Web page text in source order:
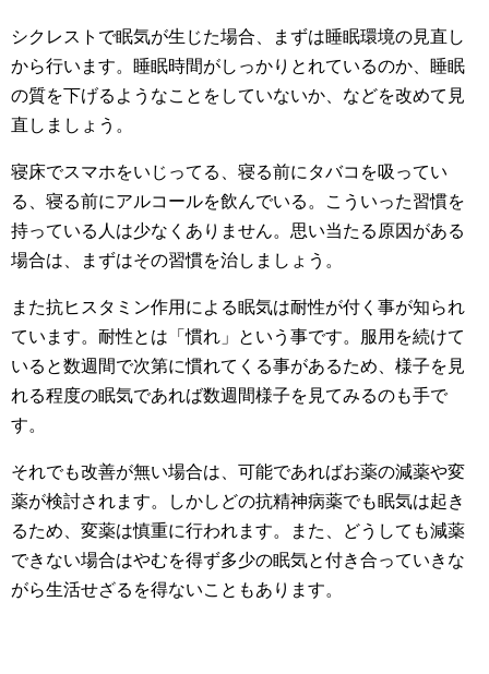
シクレストで眠気が生じた場合、まずは睡眠環境の見直し
から行います。睡眠時間がしっかりとれているのか、睡眠
の質を下げるようなことをしていないか、などを改めて見
直しましょう。
寝床でスマホをいじってる、寝る前にタバコを吸ってい
る、寝る前にアルコールを飲んでいる。こういった習慣を
持っている人は少なくありません。思い当たる原因がある
場合は、まずはその習慣を治しましょう。
また抗ヒスタミン作用による眠気は耐性が付く事が知られ
ています。耐性とは「慣れ」という事です。服用を続けて
いると数週間で次第に慣れてくる事があるため、様子を見
れる程度の眠気であれば数週間様子を見てみるのも手で
す。
それでも改善が無い場合は、可能であればお薬の減薬や変
薬が検討されます。しかしどの抗精神病薬でも眠気は起き
るため、変薬は慎重に行われます。また、どうしても減薬
できない場合はやむを得ず多少の眠気と付き合っていきな
がら生活せざるを得ないこともあります。